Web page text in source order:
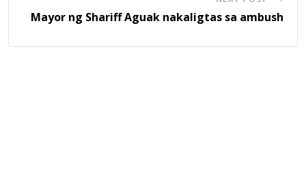
Mayor ng Shariff Aguak nakaligtas sa ambush